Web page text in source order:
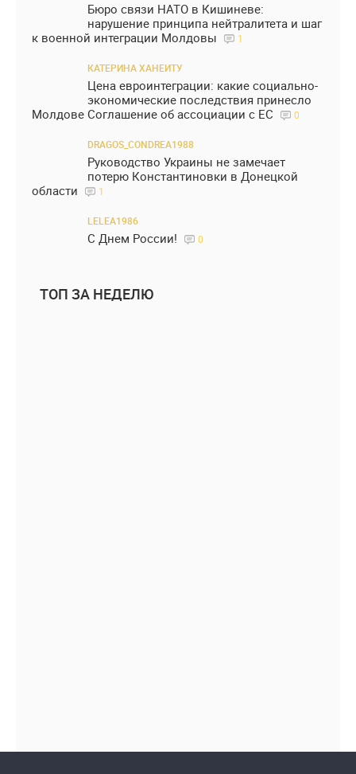
Бюро связи НАТО в Кишиневе:
нарушение принципа нейтралитета и шаг
к военной интеграции Молдовы
1
КАТЕРИНА ХАНЕИТУ
Цена евроинтеграции: какие социально-
экономические последствия принесло
Молдове Соглашение об ассоциации с ЕС
0
DRAGOS_CONDREA1988
Руководство Украины не замечает
потерю Константиновки в Донецкой
области
1
LELEA1986
С Днем России! 0
ТОП ЗА НЕДЕЛЮ